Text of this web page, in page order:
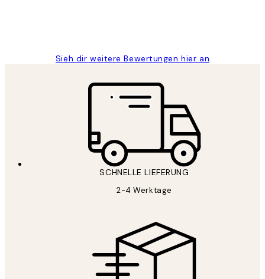
Sieh dir weitere Bewertungen hier an
SCHNELLE LIEFERUNG
2-4 Werktage